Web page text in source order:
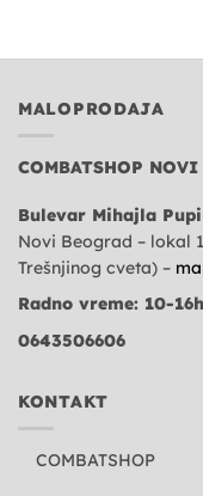
MALOPRODAJA
COMBATSHOP NOVI
Bulevar Mihajla
Novi Beograd – lokal
Trešnjinog cveta) –
Radno vreme: 10-
0643506606
KONTAKT
COMBATSHOP